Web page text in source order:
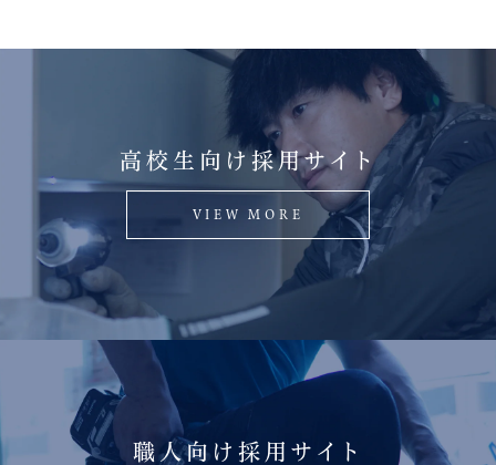
高校生向け採用サイト
VIEW MORE
職人向け採用サイト